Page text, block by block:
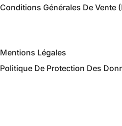
Conditions Générales De Vente
Mentions Légales
Politique De Protection Des